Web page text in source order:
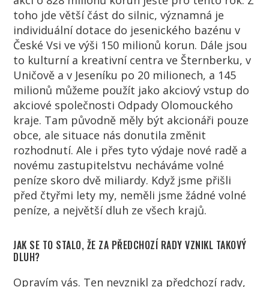
toho jde větší část do silnic, významná je
individuální dotace do jesenického bazénu v
České Vsi ve výši 150 milionů korun. Dále jsou
to kulturní a kreativní centra ve Šternberku, v
Uničově a v Jeseníku po 20 milionech, a 145
milionů můžeme použít jako akciový vstup do
akciové společnosti Odpady Olomouckého
kraje. Tam původně měly být akcionáři pouze
obce, ale situace nás donutila změnit
rozhodnutí. Ale i přes tyto výdaje nové radě a
novému zastupitelstvu necháváme volné
peníze skoro dvě miliardy. Když jsme přišli
před čtyřmi lety my, neměli jsme žádné volné
peníze, a největší dluh ze všech krajů.
JAK SE TO STALO, ŽE ZA PŘEDCHOZÍ RADY VZNIKL TAKOVÝ
DLUH?
Opravím vás. Ten nevznikl za předchozí rady,